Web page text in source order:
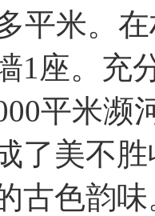
平米。
1座。充
平米濒
了美不
古色韵